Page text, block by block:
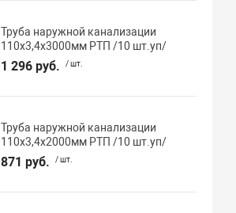
Труба наружной канализации
110х3,4х3000мм РТП /10 шт.уп/
1 296 руб. / шт.
Труба наружной канализации
110х3,4х2000мм РТП /10 шт.уп/
871 руб. / шт.